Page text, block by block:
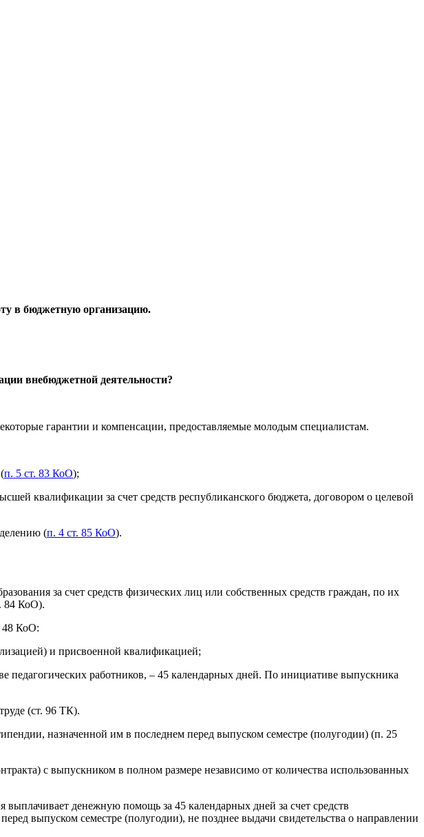
в бюджетную организацию.
внебюджетной деятельности?
гарантии и компенсации, предоставляемые молодым специалистам.
п. 5 ст. 83 КоО);
квалификации за счет средств республиканского бюджета, договором о целевой
(п. 4 ст. 85 КоО).
за счет средств физических лиц или собственных средств граждан, по их
84 КоО).
48 КоО:
и присвоенной квалификацией;
педагогических работников, – 45 календарных дней. По инициативе выпускника
(ст. 96 ТК).
назначенной им в последнем перед выпуском семестре (полугодии) (п. 25
с выпускником в полном размере независимо от количества использованных
денежную помощь за 45 календарных дней за счет средств
выпуском семестре (полугодии), не позднее выдачи свидетельства о направлении